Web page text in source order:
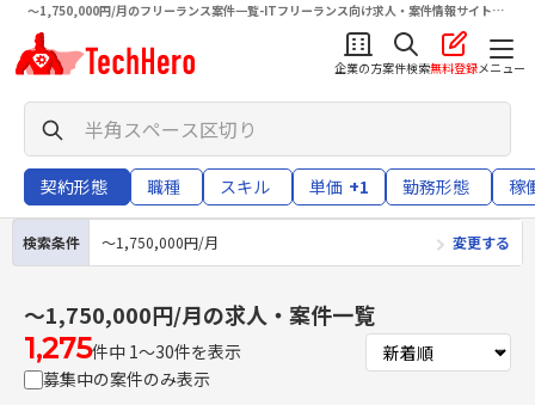
〜1,750,000円/月のフリーランス案件一覧-ITフリーランス向け求人・案件情報サイトテ
クヒロ（TechHero）
企業の方案件検索無料登録メニュー
契約形態 職種 スキル 単価 +1 勤務形態 稼
検索条件 〜1,750,000円/月 変更する
〜1,750,000円/月の求人・案件一覧
1,275件中 1〜30件を表示
募集中の案件のみ表示